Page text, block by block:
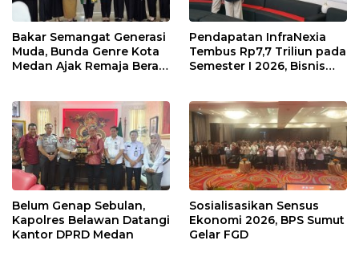
Bakar Semangat Generasi
Muda, Bunda Genre Kota
Medan Ajak Remaja Berani
Pendapatan InfraNexia
Tembus Rp7,7 Triliun pada
Semester I 2026, Bisnis
Belum Genap Sebulan,
Kapolres Belawan Datangi
Kantor DPRD Medan
Sosialisasikan Sensus
Ekonomi 2026, BPS Sumut
Gelar FGD